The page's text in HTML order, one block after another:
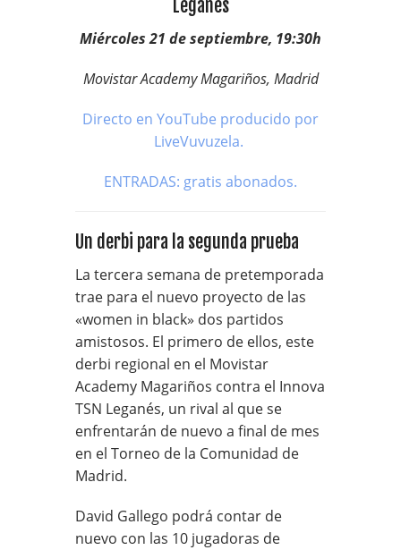
Leganés
Miércoles 21 de septiembre, 19:30h
Movistar Academy Magariños, Madrid
Directo en YouTube producido por
LiveVuvuzela.
ENTRADAS: gratis abonados.
Un derbi para la segunda prueba
La tercera semana de pretemporada
trae para el nuevo proyecto de las
«women in black» dos partidos
amistosos. El primero de ellos, este
derbi regional en el Movistar
Academy Magariños contra el Innova
TSN Leganés, un rival al que se
enfrentarán de nuevo a final de mes
en el Torneo de la Comunidad de
Madrid.
David Gallego podrá contar de
nuevo con las 10 jugadoras de